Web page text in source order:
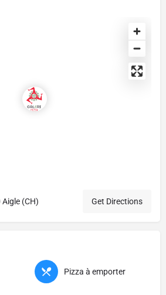
(CH) Get Directions
Pizza à emporter